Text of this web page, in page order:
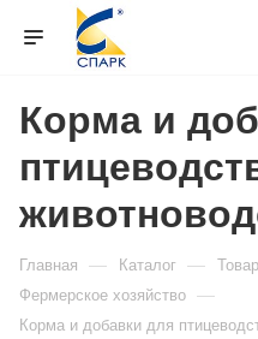
Корма и
Главная — Каталог —
Фермерское хозяйство —
Корма и добавки для